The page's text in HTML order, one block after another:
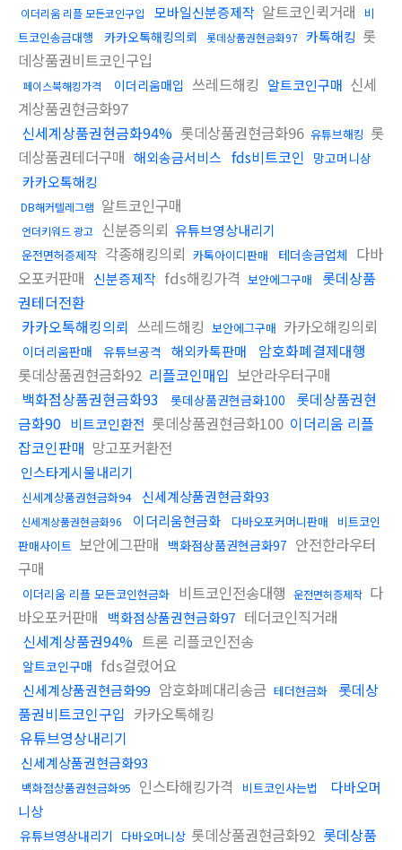
이더리움 리플 모든코인구입 모바일신분증제작 알트코인퀵거래
비
트코인송금대행
카카오톡해킹의뢰 롯데상품권현금화97 카톡해킹 롯
데상품권비트코인구입
페이스북해킹가격 이더리움매입 쓰레드해킹 알트코인구매 신세
계상품권현금화97
신세계상품권현금화94% 롯데상품권현금화96 유튜브해킹 롯
데상품권테더구매 해외송금서비스 fds비트코인 망고머니상
카카오톡해킹
DB해커텔레그램 알트코인구매
언더키워드 광고 신분증의뢰 유튜브영상내리기
운전면허증제작 각종해킹의뢰 카톡아이디판매 테더송금업체 다바
오포커판매 신분증제작 fds해킹가격 보안에그구매
롯데상품
권테더전환
카카오톡해킹의뢰 쓰레드해킹 보안에그구매 카카오해킹의뢰
이더리움판매 유튜브공격 해외카톡판매
암호화폐결제대행
롯데상품권현금화92 리플코인매입 보안라우터구매
백화점상품권현금화93
롯데상품권현금화100
롯데상품권현
금화90 비트코인환전 롯데상품권현금화100 이더리움 리플
잡코인판매 망고포커환전
인스타게시물내리기
신세계상품권현금화94 신세계상품권현금화93
신세계상품권현금화96 이더리움현금화 다바오포커머니판매
비트코인
판매사이트 보안에그판매 백화점상품권현금화97 안전한라우터
구매
이더리움 리플 모든코인현금화 비트코인전송대행 운전면허증제작 다
바오포커판매
백화점상품권현금화97 테더코인직거래
신세계상품권94% 트론 리플코인전송
알트코인구매 fds걸렸어요
신세계상품권현금화99 암호화폐대리송금 테더현금화
롯데상
품권비트코인구입 카카오톡해킹
유튜브영상내리기
신세계상품권현금화93
백화점상품권현금화95 인스타해킹가격 비트코인사는법
다바오머
니상
유튜브영상내리기 다바오머니상 롯데상품권현금화92 롯데상품